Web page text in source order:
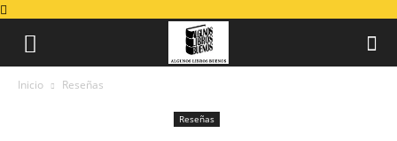
Inicio Reseñas
Reseñas